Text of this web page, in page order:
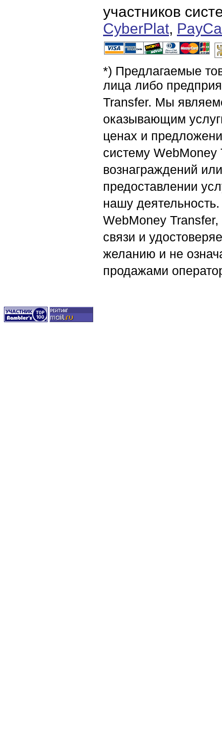
участников
CyberPlat,
*) Предлагаемые
лица либо
Transfer. Мы
оказывающим
ценах и
систему
вознаграждений
предоставлении
нашу
WebMoney
связи и
желанию и не
продажами